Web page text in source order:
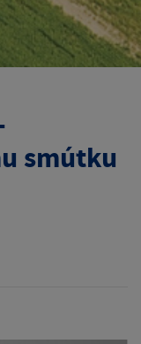
smútku